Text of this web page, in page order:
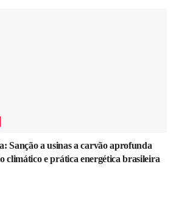
Sanção a usinas a carvão aprofunda
climático e prática energética brasileira